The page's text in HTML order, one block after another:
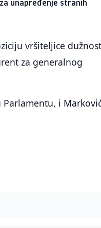
unapređenje stranih
vršiteljice
za generalnog
i